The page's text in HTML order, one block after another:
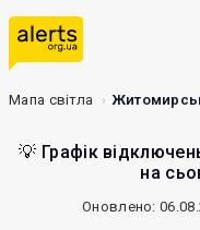
Мапа світла
💡 Графік
на
Оновлено: